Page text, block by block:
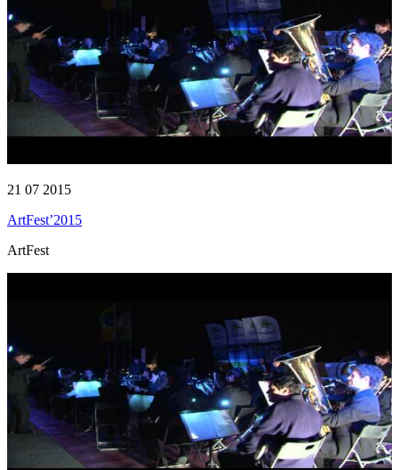
21 07 2015
ArtFest’2015
ArtFest